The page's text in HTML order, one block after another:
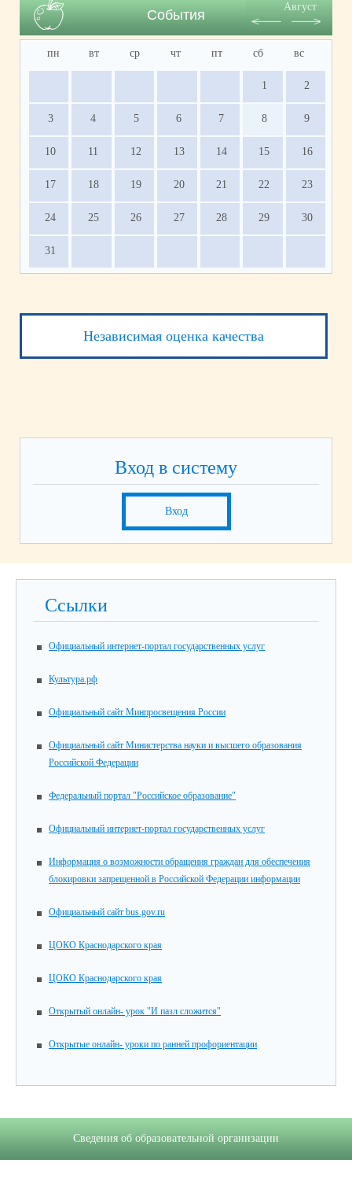
События
Август
пн вт ср чт пт сб вс
1 2
3 4 5 6 7 8 9
10 11 12 13 14 15 16
17 18 19 20 21 22 23
24 25 26 27 28 29 30
31
Независимая оценка качества
Вход в систему
Вход
Ссылки
Официальный интернет-портал государственных услуг
Культура.рф
Официальный сайт Минпросвещения России
Официальный сайт Министерства науки и высшего образования
Российской Федерации
Федеральный портал "Российское образование"
Официальный интернет-портал государственных услуг
Информация о возможности обращения граждан для обеспечения
блокировки запрещенной в Российской Федерации информации
Официальный сайт bus.gov.ru
ЦОКО Краснодарского края
ЦОКО Краснодарского края
Открытый онлайн- урок "И пазл сложится"
Открытые онлайн- уроки по ранней профориентации
Сведения об образовательной организации